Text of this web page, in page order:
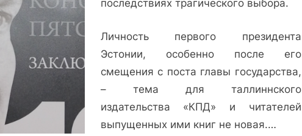
последствиях трагического выбора.
Личность первого президента
Эстонии, особенно после его
смещения с поста главы государства,
– тема для таллиннского
издательства «КПД» и читателей
выпущенных ими книг не новая.…